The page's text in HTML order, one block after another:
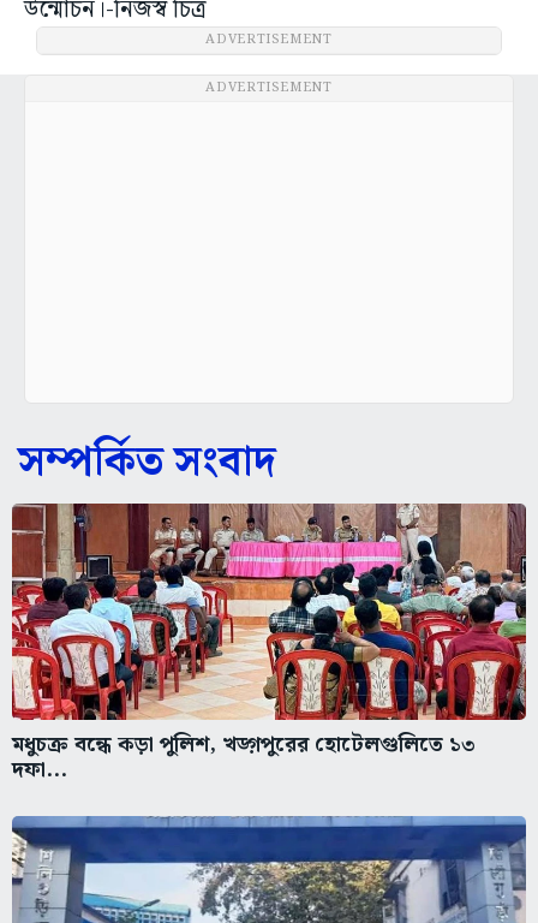
উন্মোচন।-নিজস্ব চিত্র
ADVERTISEMENT
ADVERTISEMENT
সম্পর্কিত সংবাদ
মধুচক্র বন্ধে কড়া পুলিশ, খড়্গপুরের হোটেলগুলিতে ১৩
দফা...